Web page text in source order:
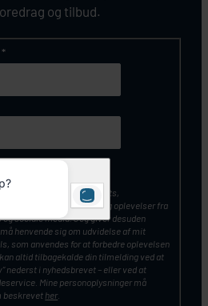
og tilbud.
*
artikler, tilbud, events,
samt inspiration til rejser og oplevelser fra
sociale media. Jeg giver desuden
henvende sig om udvidelse af mit
som anvendes for at forbedre oplevelsen
altid tilbagekalde din tilmelding ved at
nederst i nyhedsbrevet – eller ved at
Mine personoplysninger må
beskrevet her